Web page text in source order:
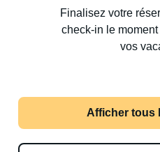
Finalisez votre
check-in le
vos
Afficher tous